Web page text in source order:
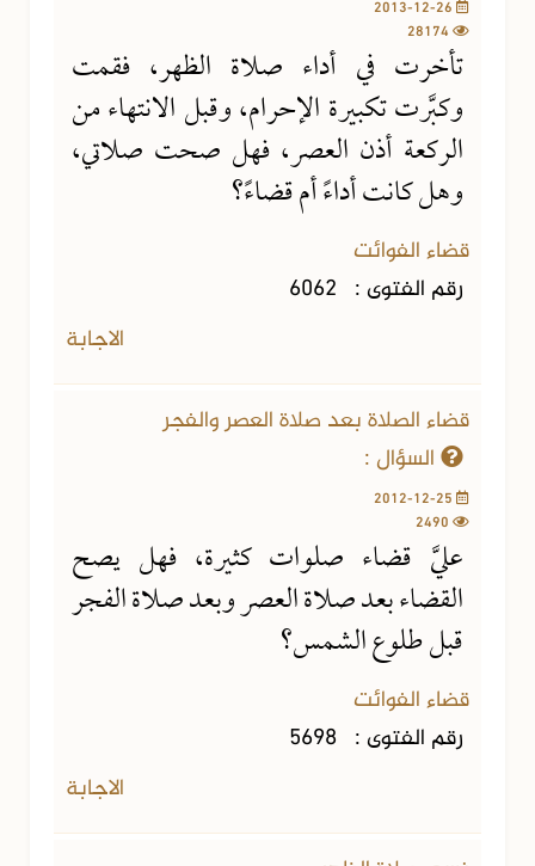
تأخرت في أداء صلاة الظهر، فقمت
وكبَّرت تكبيرة الإحرام، وقبل الانتهاء من
الركعة أذن العصر، فهل صحت صلاتي،
وهل كانت أداءً أم قضاءً؟
قضاء الفوائت
رقم الفتوى : 6062
الاجابة
قضاء الصلاة بعد صلاة العصر والفجر
السؤال :
عليَّ قضاء صلوات كثيرة، فهل يصح
القضاء بعد صلاة العصر وبعد صلاة الفجر
قبل طلوع الشمس؟
قضاء الفوائت
رقم الفتوى : 5698
الاجابة